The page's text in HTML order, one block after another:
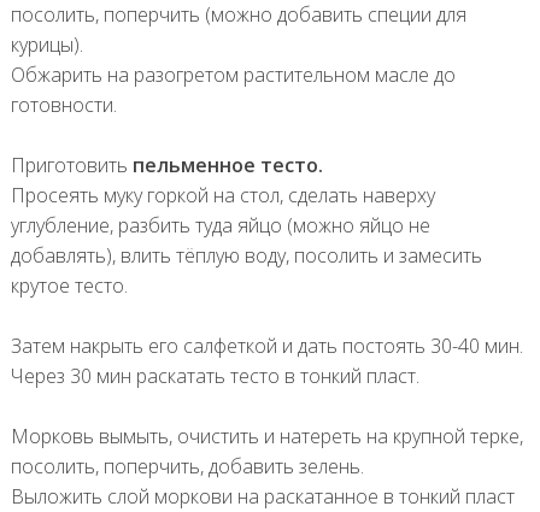
посолить, поперчить (можно добавить специи для
курицы).
Обжарить на разогретом растительном масле до
готовности.
Приготовить пельменное тесто.
Просеять муку горкой на стол, сделать наверху
углубление, разбить туда яйцо (можно яйцо не
добавлять), влить тёплую воду, посолить и замесить
крутое тесто.
Затем накрыть его салфеткой и дать постоять 30-40 мин.
Через 30 мин раскатать тесто в тонкий пласт.
Морковь вымыть, очистить и натереть на крупной терке,
посолить, поперчить, добавить зелень.
Выложить слой моркови на раскатанное в тонкий пласт